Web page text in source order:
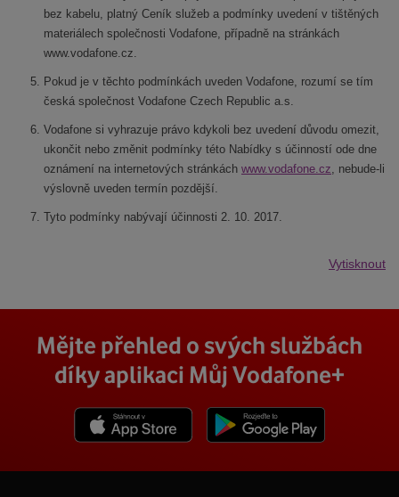
bez kabelu, platný Ceník služeb a podmínky uvedení v tištěných
materiálech společnosti Vodafone, případně na stránkách
www.vodafone.cz.
Pokud je v těchto podmínkách uveden Vodafone, rozumí se tím
česká společnost Vodafone Czech Republic a.s.
Vodafone si vyhrazuje právo kdykoli bez uvedení důvodu omezit,
ukončit nebo změnit podmínky této Nabídky s účinností ode dne
oznámení na internetových stránkách www.vodafone.cz, nebude-li
výslovně uveden termín pozdější.
Tyto podmínky nabývají účinnosti 2. 10. 2017.
Vytisknout
Mějte přehled o svých službách
díky aplikaci Můj Vodafone+